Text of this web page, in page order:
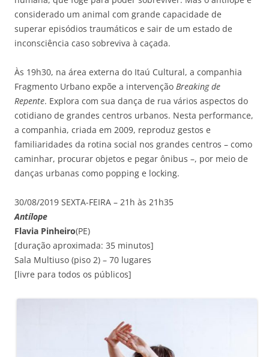
considerado um animal com grande capacidade de
superar episódios traumáticos e sair de um estado de
inconsciência caso sobreviva à caçada.
Às 19h30, na área externa do Itaú Cultural, a companhia
Fragmento Urbano expõe a intervenção Breaking de
Repente. Explora com sua dança de rua vários aspectos do
cotidiano de grandes centros urbanos. Nesta performance,
a companhia, criada em 2009, reproduz gestos e
familiaridades da rotina social nos grandes centros – como
caminhar, procurar objetos e pegar ônibus –, por meio de
danças urbanas como popping e locking.
30/08/2019 SEXTA-FEIRA – 21h às 21h35
Antílope
Flavia Pinheiro(PE)
[duração aproximada: 35 minutos]
Sala Multiuso (piso 2) – 70 lugares
[livre para todos os públicos]